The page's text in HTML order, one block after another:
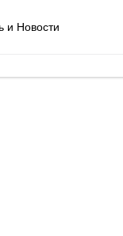
и Новости